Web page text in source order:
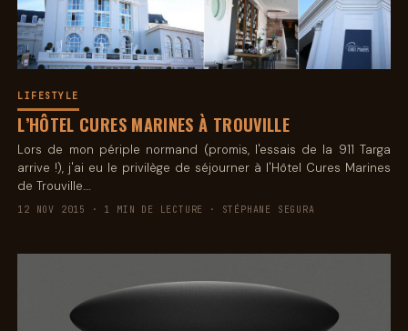
LIFESTYLE
L’HÔTEL CURES MARINES À TROUVILLE
Lors de mon périple normand (promis, l'essais de la 911 Targa
arrive !), j'ai eu le privilège de séjourner à l'Hôtel Cures Marines
de Trouville.…
12 NOV 2015 · 1 MIN DE LECTURE · STÉPHANE SEGURA